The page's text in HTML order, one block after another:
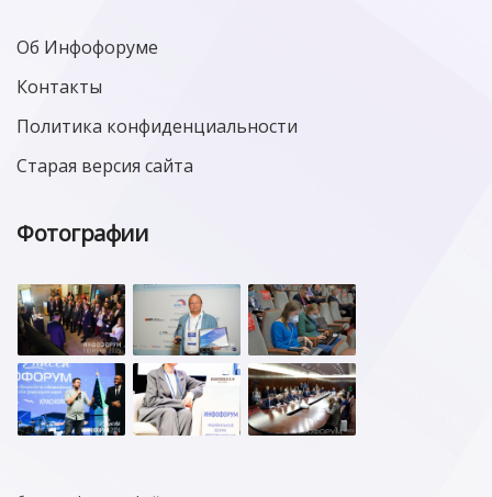
Об Инфофоруме
Контакты
Политика конфиденциальности
Старая версия сайта
Фотографии